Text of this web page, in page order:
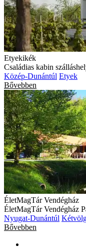
Etyekikék
Családias kabin
Közép-Dunántúl Etyek
Bővebben
ÉletMagTár Vendégház
ÉletMagTár Vendégház
Nyugat-Dunántúl
Bővebben